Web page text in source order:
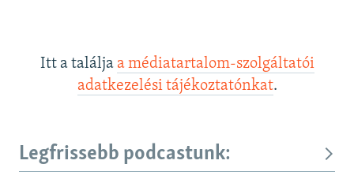
Itt a találja a médiatartalom-szolgáltatói
adatkezelési tájékoztatónkat.
Legfrissebb podcastunk: